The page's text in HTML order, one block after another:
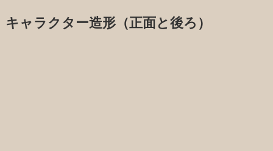
キャラクター造形（正面と後ろ）